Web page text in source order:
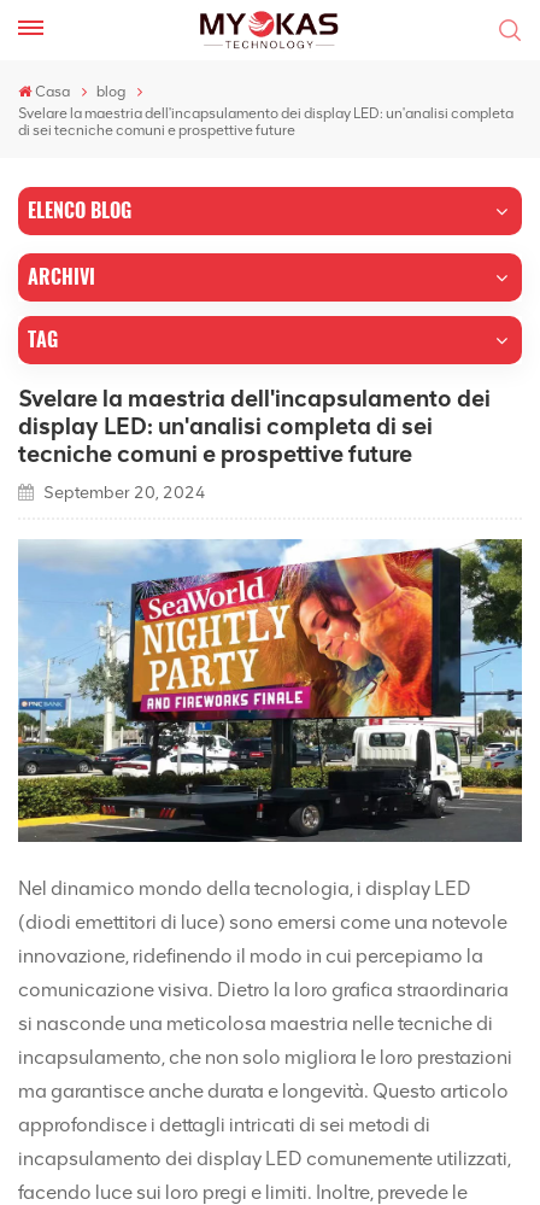
Casa
blog
Svelare la maestria dell'incapsulamento dei display LED: un'analisi completa
di sei tecniche comuni e prospettive future
ELENCO BLOG
ARCHIVI
TAG
Svelare la maestria dell'incapsulamento dei
display LED: un'analisi completa di sei
tecniche comuni e prospettive future
September 20, 2024
Nel dinamico mondo della tecnologia, i display LED
(diodi emettitori di luce) sono emersi come una notevole
innovazione, ridefinendo il modo in cui percepiamo la
comunicazione visiva. Dietro la loro grafica straordinaria
si nasconde una meticolosa maestria nelle tecniche di
incapsulamento, che non solo migliora le loro prestazioni
ma garantisce anche durata e longevità. Questo articolo
approfondisce i dettagli intricati di sei metodi di
incapsulamento dei display LED comunemente utilizzati,
facendo luce sui loro pregi e limiti. Inoltre, prevede le